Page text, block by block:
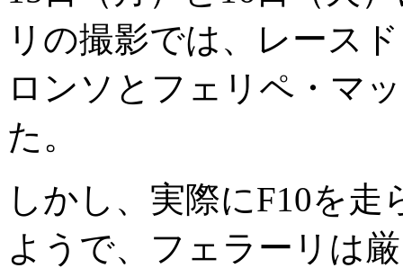
リの撮影では、レース
ロンソとフェリペ・マ
た。
しかし、実際にF10を
ようで、フェラーリは